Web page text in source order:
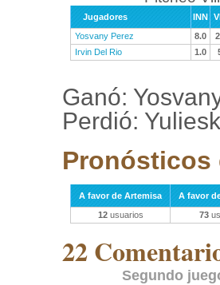
Jugadores INN
Yosvany Perez
8.0
Irvin Del Rio
1.0
Ganó:
Perdió:
Pronósticos
A favor de Artemisa
A favor
12usuarios 73
22
Segundo